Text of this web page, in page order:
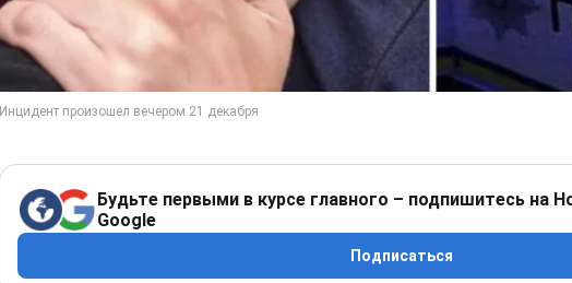
Будьте первыми в курсе главного – подпишитесь на
Google
Подписаться